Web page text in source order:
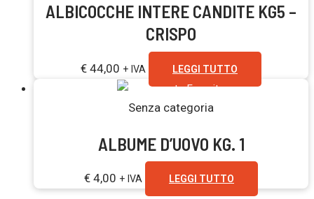
ALBICOCCHE INTERE CANDITE KG5 –
CRISPO
€ 44,00 + IVA LEGGI TUTTO
Esaurito
Senza categoria
ALBUME D’UOVO KG. 1
€ 4,00 + IVA LEGGI TUTTO